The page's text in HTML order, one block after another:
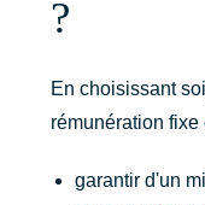
?
En choisissant
rémunération
garantir d'un